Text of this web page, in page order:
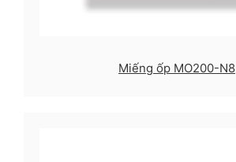
Miếng ốp MO200-N8